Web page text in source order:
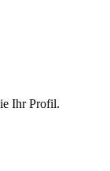
Ihr Profil.